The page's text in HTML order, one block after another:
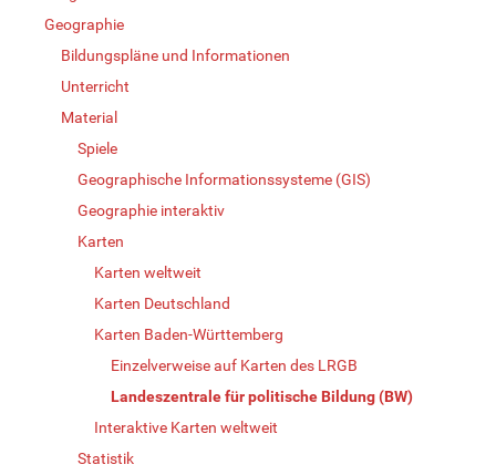
Geographie
Bildungspläne und Informationen
Unterricht
Material
Spiele
Geographische Informationssysteme (GIS)
Geographie interaktiv
Karten
Karten weltweit
Karten Deutschland
Karten Baden-Württemberg
Einzelverweise auf Karten des LRGB
Landeszentrale für politische Bildung (BW)
Interaktive Karten weltweit
Statistik